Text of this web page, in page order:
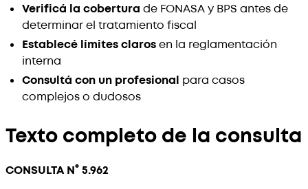
Verificá la cobertura de FONASA y BPS antes de
determinar el tratamiento fiscal
Establecé límites clarosen la reglamentación
interna
Consultá con un profesional para casos
complejos o dudosos
Texto completo de la consulta
CONSULTA N° 5.962